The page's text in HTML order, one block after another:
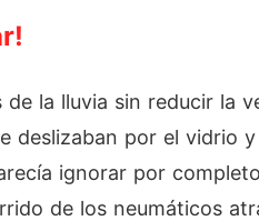
la lluvia sin reducir la
deslizaban por el vidrio
ignorar por
de los neumáticos